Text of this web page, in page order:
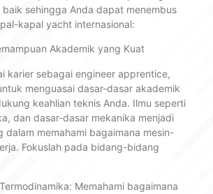
sehingga Anda dapat menembus
kapal yacht internasional:
Akademik yang Kuat
karier sebagai engineer apprentice,
menguasai dasar-dasar akademik
keahlian teknis Anda. Ilmu seperti
dan dasar-dasar mekanika menjadi
dalam memahami bagaimana mesin-
Fokuslah pada bidang-bidang
Memahami bagaimana